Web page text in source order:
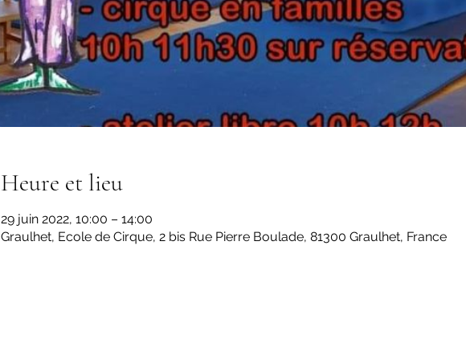
Heure et lieu
29 juin 2022, 10:00 – 14:00
Graulhet, Ecole de Cirque, 2 bis Rue Pierre Boulade, 81300 Graulhet, France